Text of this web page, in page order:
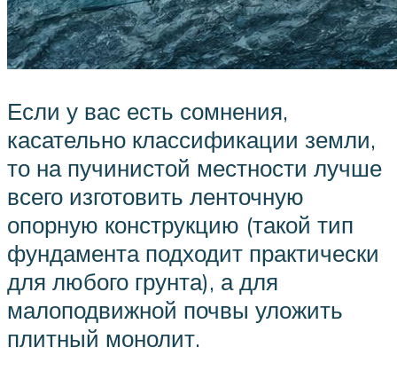
Если у вас есть сомнения,
касательно классификации земли,
то на пучинистой местности лучше
всего изготовить ленточную
опорную конструкцию (такой тип
фундамента подходит практически
для любого грунта), а для
малоподвижной почвы уложить
плитный монолит.